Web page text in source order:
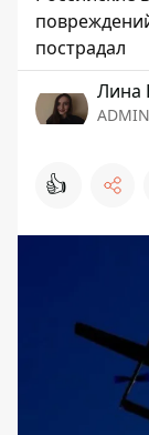
пострадал
Лина
ADMIN
👍